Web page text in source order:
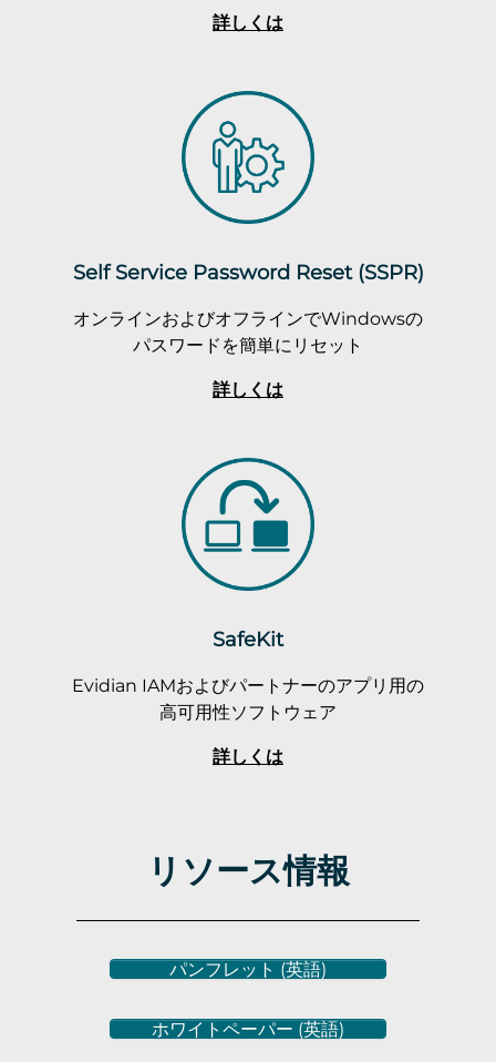
詳しくは
Self Service Password Reset (SSPR)
オンラインおよびオフラインでWindowsの
パスワードを簡単にリセット
詳しくは
SafeKit
Evidian IAMおよびパートナーのアプリ用の
高可用性ソフトウェア
詳しくは
リソース情報
パンフレット (英語)
ホワイトペーパー (英語)